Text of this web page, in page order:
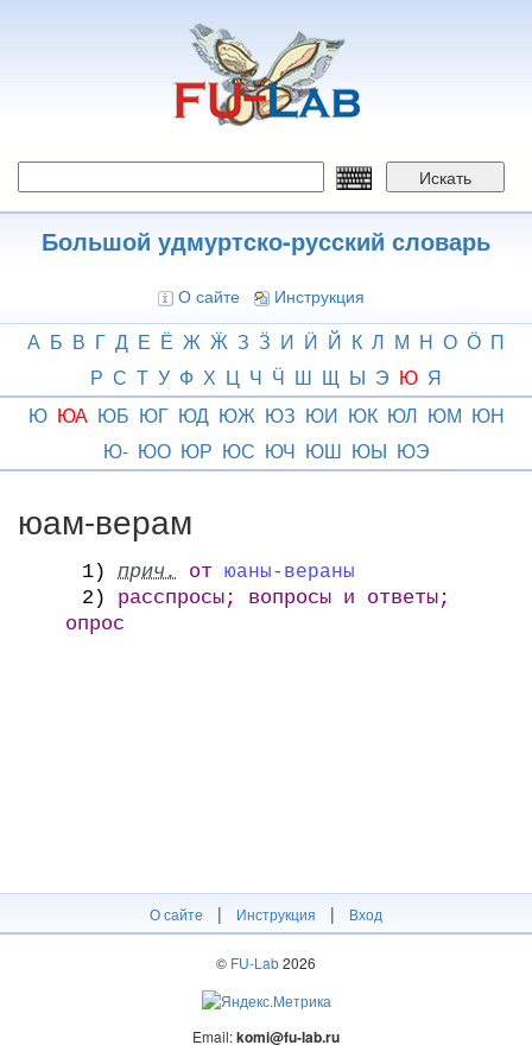
Искать
Большой удмуртско-русский словарь
О сайте Инструкция
А Б В Г Д Е Ё Ж Ӝ З Ӟ И Ӥ Й К Л М Н О Ӧ П
Р С Т У Ф Х Ц Ч Ӵ Ш Щ Ы Э Ю Я
Ю ЮА ЮБ ЮГ ЮД ЮЖ ЮЗ ЮИ ЮК ЮЛ ЮМ ЮН
Ю- ЮО ЮР ЮС ЮЧ ЮШ ЮЫ ЮЭ
юам-верам
1) прич. от юаны-вераны
2)
расспросы; вопросы и ответы;
опрос
О сайте | Инструкция | Вход
© FU-Lab2026
Email:komi@fu-lab.ru